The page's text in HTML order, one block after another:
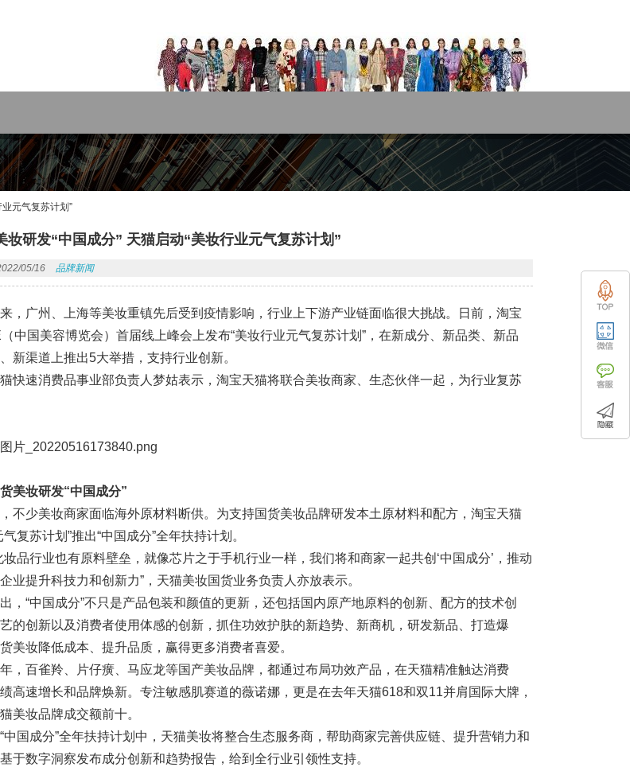
元气复苏计划”
妆研发“中国成分” 天猫启动“美妆行业元气复苏计划”
05/16 品牌新闻
，广州、上海等美妆重镇先后受到疫情影响，行业上下游产业链面临很大挑战。日前，淘宝
中国美容博览会）首届线上峰会上发布“美妆行业元气复苏计划”，在新成分、新品类、新品
新渠道上推出5大举措，支持行业创新。
快速消费品事业部负责人梦姑表示，淘宝天猫将联合美妆商家、生态伙伴一起，为行业复苏
美妆研发“中国成分”
不少美妆商家面临海外原材料断供。为支持国货美妆品牌研发本土原材料和配方，淘宝天猫
复苏计划”推出“中国成分”全年扶持计划。
妆品行业也有原料壁垒，就像芯片之于手机行业一样，我们将和商家一起共创‘中国成分’，推动
业提升科技力和创新力”，天猫美妆国货业务负责人亦放表示。
，“中国成分”不只是产品包装和颜值的更新，还包括国内原产地原料的创新、配方的技术创
的创新以及消费者使用体感的创新，抓住功效护肤的新趋势、新商机，研发新品、打造爆
美妆降低成本、提升品质，赢得更多消费者喜爱。
，百雀羚、片仔癀、马应龙等国产美妆品牌，都通过布局功效产品，在天猫精准触达消费
高速增长和品牌焕新。专注敏感肌赛道的薇诺娜，更是在去年天猫618和双11并肩国际大牌，
美妆品牌成交额前十。
中国成分”全年扶持计划中，天猫美妆将整合生态服务商，帮助商家完善供应链、提升营销力和
于数字洞察发布成分创新和趋势报告，给到全行业引领性支持。